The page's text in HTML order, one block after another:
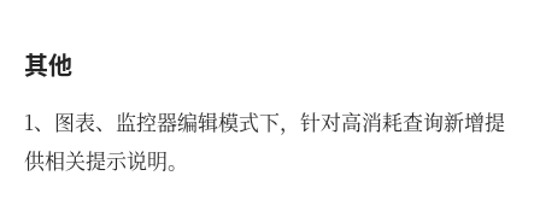
其他
1、图表、监控器编辑模式下，针对高消耗查询新增提
供相关提示说明。